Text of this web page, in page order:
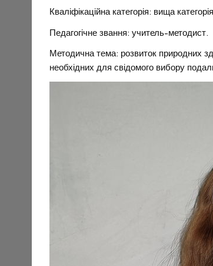
Кваліфікаційна категорія: вища
Педагогічне звання: учитель-методист.
Методична тема: розвиток природних
необхідних для свідомого вибору